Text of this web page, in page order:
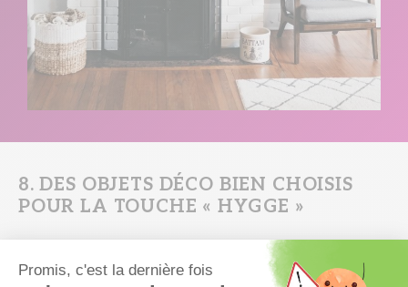
8. DES OBJETS DÉCO BIEN CHOISIS
POUR LA TOUCHE « HYGGE »
Focus, aussi, sur vos objets déco. Je vous disais que l’ensemble de
votre intérieur devait être ordonné voire épuré, et il n’est donc pas